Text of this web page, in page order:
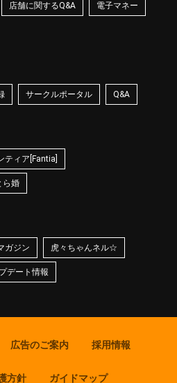
店舗に関するQ&A 電子マネー
サークルポータル Q&A
ティア[Fantia]
ら婚
ガジン 虎々ちゃんネル☆
デート情報
広告のご案内 採用情報
方針 ガイドマップ